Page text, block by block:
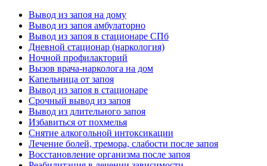
Вывод из запоя на дому
Вывод из запоя амбулаторно
Вывод из запоя в стационаре СПб
Дневной стационар (наркология)
Ночной профилакторий
Вызов врача-нарколога на дом
Капельница от запоя
Вывод из запоя в стационаре
Срочный вывод из запоя
Вывод из длительного запоя
Избавиться от похмелья
Снятие алкогольной интоксикации
Лечение болей, тремора, слабости после запоя
Восстановление организма после запоя